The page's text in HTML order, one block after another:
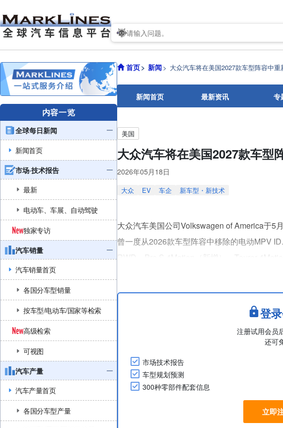
内容一览
全球每日新闻
新闻首页
市场·技术报告
最新
电动车、车展、自动驾驶
独家专访
汽车销量
汽车销量首页
各国分车型销量
按车型/电动车/国家等检索
高级检索
可视图
汽车产量
汽车产量首页
各国分车型产量
首页 新闻 大众汽车将在美国2027款车型阵容中
新闻首页 最新资讯 专
美国
大众汽车将在美国2027款车型
2026年05月18日
大众 EV 车企 新车型・新技术
大众汽车美国公司Volkswagen of America于5
曾一度从2026款车型阵容中移除的电动MPV
RWD、Pro S 4Motion（新增）、Tourer
登
注册试用会员
还可
市场技术报告
车型规划预测
300种零部件配套信息
立即